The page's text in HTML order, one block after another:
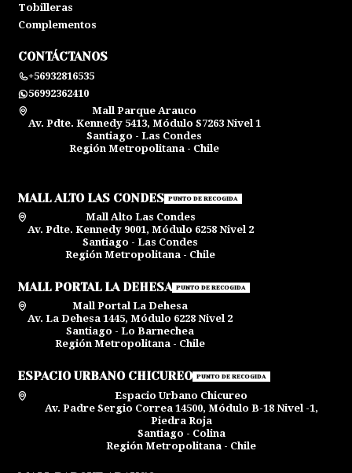
Tobilleras
Complementos
CONTÁCTANOS
+56932816535
56992362410
Mall Parque Arauco
Av. Pdte. Kennedy 5413, Módulo S7263 Nivel 1
Santiago - Las Condes
Región Metropolitana - Chile
MALL ALTO LAS CONDES PUNTO DE RECOGIDA
Mall Alto Las Condes
Av. Pdte. Kennedy 9001, Módulo 6258 Nivel 2
Santiago - Las Condes
Región Metropolitana - Chile
MALL PORTAL LA DEHESA PUNTO DE RECOGIDA
Mall Portal La Dehesa
Av. La Dehesa 1445, Módulo 6228 Nivel 2
Santiago - Lo Barnechea
Región Metropolitana - Chile
ESPACIO URBANO CHICUREO PUNTO DE RECOGIDA
Espacio Urbano Chicureo
Av. Padre Sergio Correa 14500, Módulo B-18 Nivel -1,
Piedra Roja
Santiago - Colina
Región Metropolitana - Chile